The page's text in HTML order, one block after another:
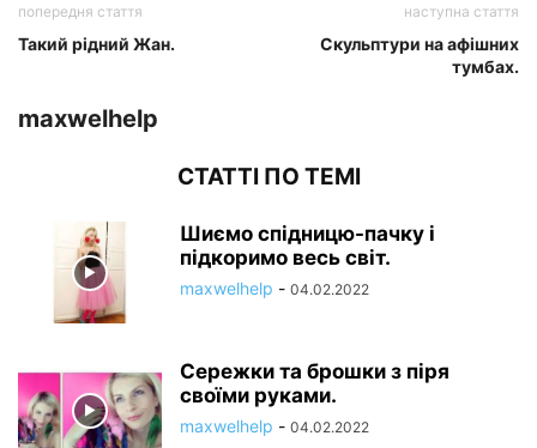
попередня стаття
Такий рідний Жан.
наступна стаття
Скульптури на афішних
тумбах.
maxwelhelp
СТАТТІ ПО ТЕМІ
Шиємо спідницю-пачку і
підкоримо весь світ.
maxwelhelp - 04.02.2022
Сережки та брошки з піря
своїми руками.
maxwelhelp - 04.02.2022